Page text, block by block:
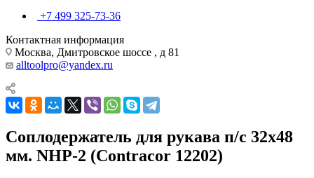
+7 499 325-73-36
Контактная информация
Москва, Дмитровское шоссе , д 81
alltoolpro@yandex.ru
Соплодержатель для рукава п/с 32х48
мм. NHP-2 (Contracor 12202)